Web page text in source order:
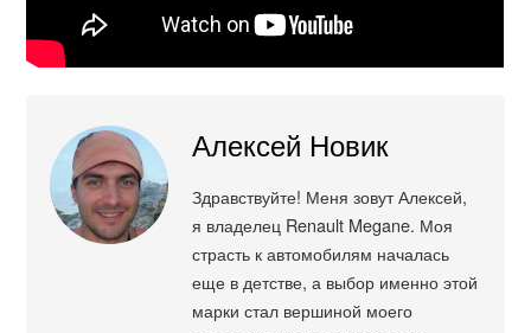
Алексей Новик
Здравствуйте! Меня зовут Алексей,
я владелец Renault Megane. Моя
страсть к автомобилям началась
еще в детстве, а выбор именно этой
марки стал вершиной моего